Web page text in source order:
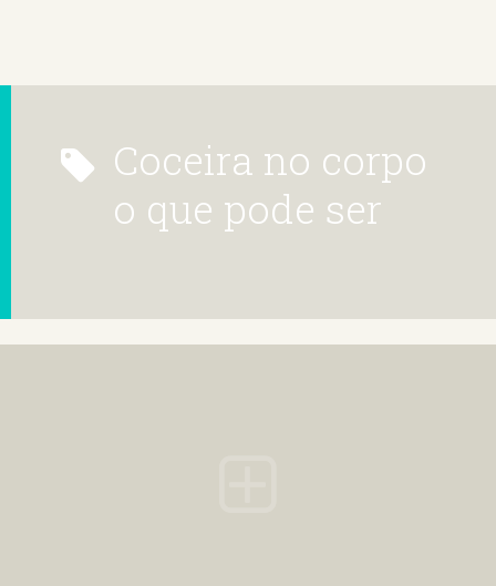
coceira no corpo
o que pode ser